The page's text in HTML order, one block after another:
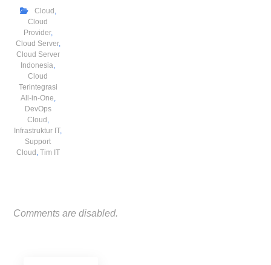
Cloud ,
Cloud
Provider,
Cloud Server,
Cloud Server
Indonesia,
Cloud
Terintegrasi
All-in-One,
DevOps
Cloud ,
Infrastruktur IT,
Support
Cloud , Tim IT
Comments are disabled.